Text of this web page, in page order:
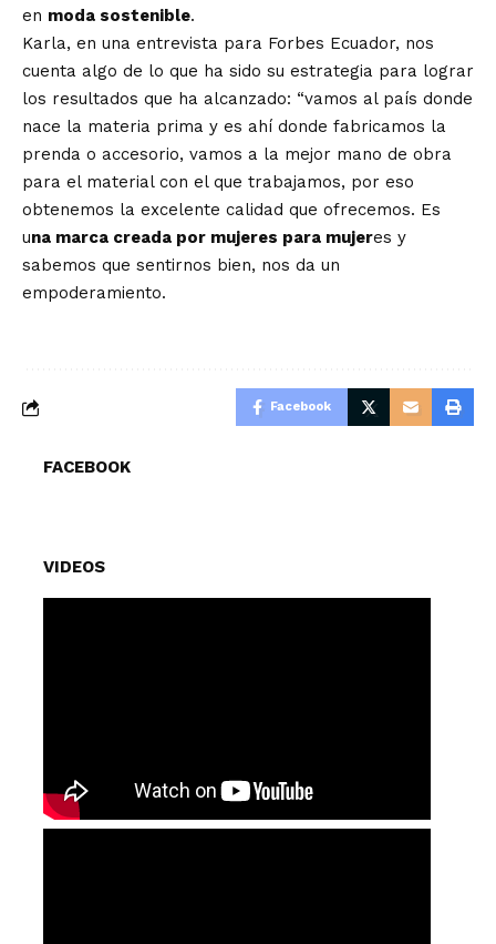
en moda sostenible.
Karla, en una entrevista para Forbes Ecuador, nos
cuenta algo de lo que ha sido su estrategia para lograr
los resultados que ha alcanzado: “vamos al país donde
nace la materia prima y es ahí donde fabricamos la
prenda o accesorio, vamos a la mejor mano de obra
para el material con el que trabajamos, por eso
obtenemos la excelente calidad que ofrecemos. Es
una marca creada por mujeres para mujeres y
sabemos que sentirnos bien, nos da un
empoderamiento.
Facebook
FACEBOOK
VIDEOS